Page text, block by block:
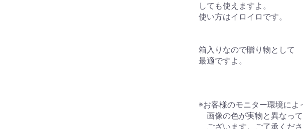
しても使えますよ。
使い方はイロイロです。
箱入りなので贈り物として
最適ですよ。
※お客様のモニター環境によ
画像の色が実物と異なっ
ございます。ご了承くださ